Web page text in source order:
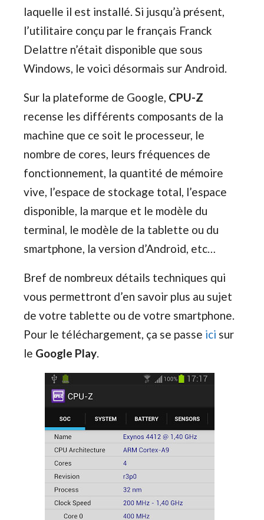
laquelle il est installé. Si jusqu’à présent,
l’utilitaire conçu par le français Franck
Delattre n’était disponible que sous
Windows, le voici désormais sur Android.
Sur la plateforme de Google, CPU-Z
recense les différents composants de la
machine que ce soit le processeur, le
nombre de cores, leurs fréquences de
fonctionnement, la quantité de mémoire
vive, l’espace de stockage total, l’espace
disponible, la marque et le modèle du
terminal, le modèle de la tablette ou du
smartphone, la version d’Android, etc…
Bref de nombreux détails techniques qui
vous permettront d’en savoir plus au sujet
de votre tablette ou de votre smartphone.
Pour le téléchargement, ça se passe ici sur
le Google Play.